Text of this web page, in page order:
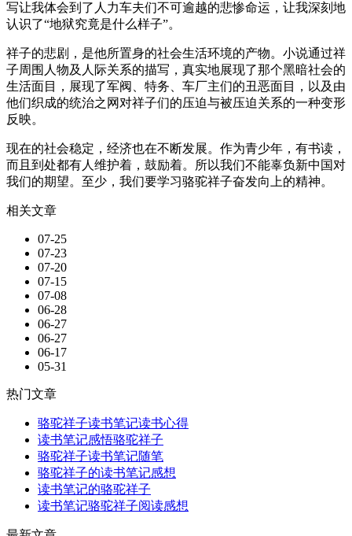
写让我体会到了人力车夫们不可逾越的悲惨命运，让我深刻地
认识了“地狱究竟是什么样子”。
祥子的悲剧，是他所置身的社会生活环境的产物。小说通过祥
子周围人物及人际关系的描写，真实地展现了那个黑暗社会的
生活面目，展现了军阀、特务、车厂主们的丑恶面目，以及由
他们织成的统治之网对祥子们的压迫与被压迫关系的一种变形
反映。
现在的社会稳定，经济也在不断发展。作为青少年，有书读，
而且到处都有人维护着，鼓励着。所以我们不能辜负新中国对
我们的期望。至少，我们要学习骆驼祥子奋发向上的精神。
相关文章
07-25
07-23
07-20
07-15
07-08
06-28
06-27
06-27
06-17
05-31
热门文章
骆驼祥子读书笔记读书心得
读书笔记感悟骆驼祥子
骆驼祥子读书笔记随笔
骆驼祥子的读书笔记感想
读书笔记的骆驼祥子
读书笔记骆驼祥子阅读感想